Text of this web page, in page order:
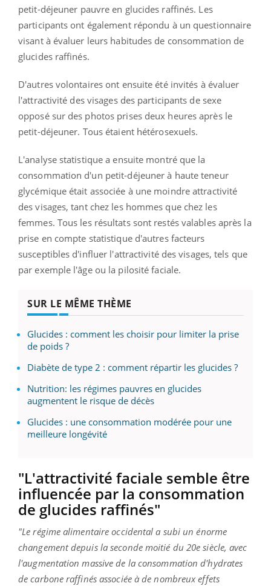
petit-déjeuner pauvre en glucides raffinés. Les
participants ont également répondu à un questionnaire
visant à évaluer leurs habitudes de consommation de
glucides raffinés.
D'autres volontaires ont ensuite été invités à évaluer
l'attractivité des visages des participants de sexe
opposé sur des photos prises deux heures après le
petit-déjeuner. Tous étaient hétérosexuels.
L'analyse statistique a ensuite montré que la
consommation d'un petit-déjeuner à haute teneur
glycémique était associée à une moindre attractivité
des visages, tant chez les hommes que chez les
femmes. Tous les résultats sont restés valables après la
prise en compte statistique d'autres facteurs
susceptibles d'influer l'attractivité des visages, tels que
par exemple l'âge ou la pilosité faciale.
SUR LE MÊME THÈME
Glucides : comment les choisir pour limiter la prise
de poids ?
Diabète de type 2 : comment répartir les glucides ?
Nutrition: les régimes pauvres en glucides
augmentent le risque de décès
Glucides : une consommation modérée pour une
meilleure longévité
"L'attractivité faciale semble être
influencée par la consommation
de glucides raffinés"
"Le régime alimentaire occidental a subi un énorme
changement depuis la seconde moitié du 20e siècle, avec
l'augmentation massive de la consommation d'hydrates
de carbone raffinés associée à de nombreux effets